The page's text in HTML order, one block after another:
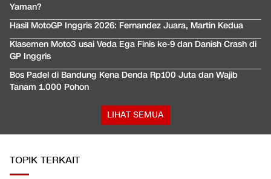
Yaman?
Hasil MotoGP Inggris 2026: Fernandez Juara, Martin Kedua
Klasemen Moto3 usai Veda Ega Finis ke-9 dan Danish Crash di
GP Inggris
Bos Padel di Bandung Kena Denda Rp100 Juta dan Wajib
Tanam 1.000 Pohon
LIHAT SEMUA
TOPIK TERKAIT